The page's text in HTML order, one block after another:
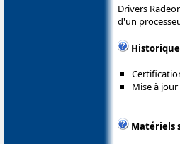
Drivers
d'un
Mise à
Matériels